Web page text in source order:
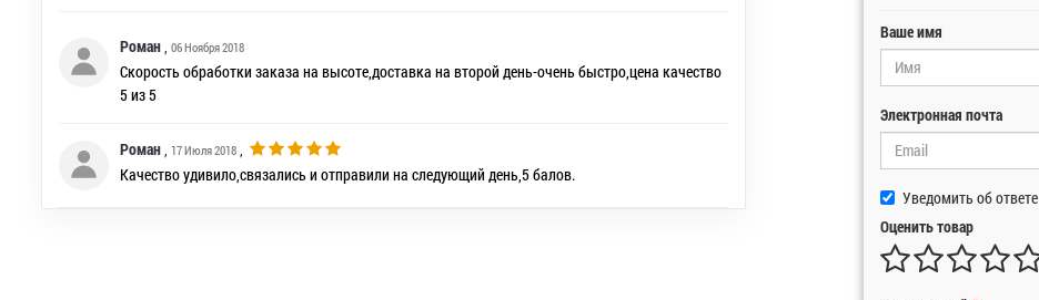
Роман 06 Ноября 2018
Скорость обработки заказа на высоте,доставка на второй день-очень быстро,цена качество
5 из 5
Роман 17 Июля 2018
Качество удивило,связались и отправили на следующий день,5 балов.
Ваше имя
Электронная почта
Уведомить об ответе
Оценить товар